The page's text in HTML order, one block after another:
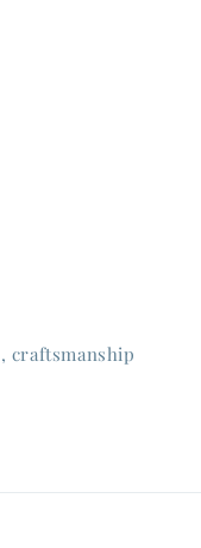
craftsmanship